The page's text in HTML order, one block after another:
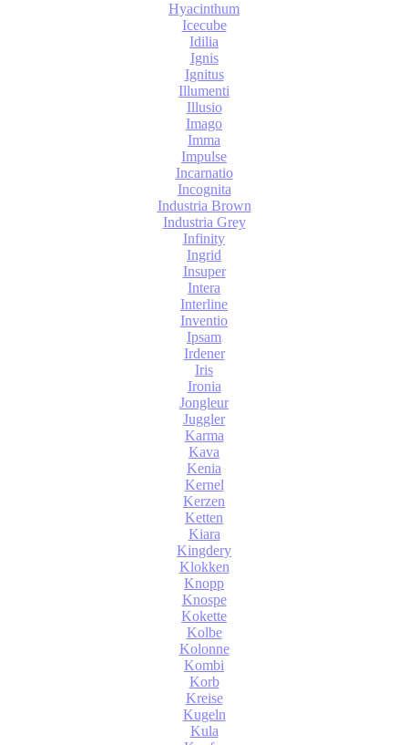
Hyacinthum
Icecube
Idilia
Ignis
Ignitus
Illumenti
Illusio
Imago
Imma
Impulse
Incarnatio
Incognita
Industria Brown
Industria Grey
Infinity
Ingrid
Insuper
Intera
Interline
Inventio
Ipsam
Irdener
Iris
Ironia
Jongleur
Juggler
Karma
Kava
Kenia
Kernel
Kerzen
Ketten
Kiara
Kingdery
Klokken
Knopp
Knospe
Kokette
Kolbe
Kolonne
Kombi
Korb
Kreise
Kugeln
Kula